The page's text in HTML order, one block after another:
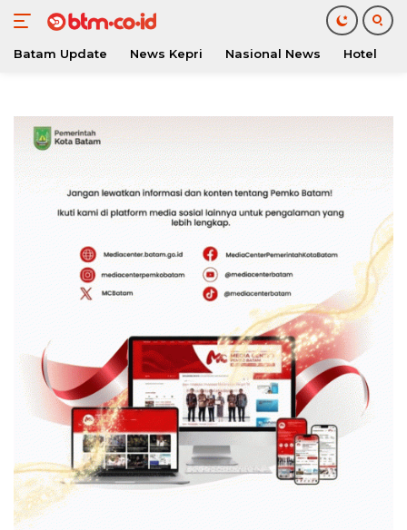
konten
Batam Update News Kepri Nasional News Hotel